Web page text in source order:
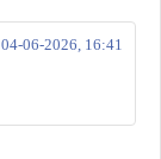
04-06-2026, 16:41